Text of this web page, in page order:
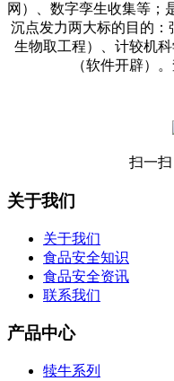
网）、数字孪生收集等；
沉点发力两大标的目的
生物取工程）、计较机
（软件开辟）
扫一
关于我们
关于我们
食品安全知识
食品安全资讯
联系我们
产品中心
犊牛系列